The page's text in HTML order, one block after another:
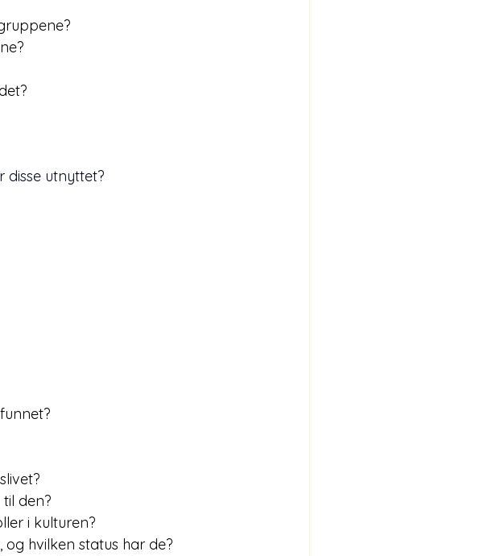
disse utnyttet?
den?
i kulturen?
hvilken status har de?